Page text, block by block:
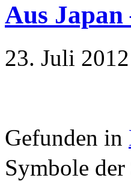
Aus
23. Juli 2012
Gefunden in
Symbole der